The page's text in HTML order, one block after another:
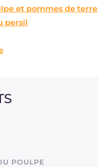
et pommes de terre
persil
POULPE